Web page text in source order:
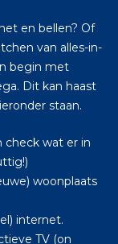
en bellen? Of
van alles-in-
begin met
Dit kan haast
staan.
check wat er in
woonplaats
internet.
TV (on